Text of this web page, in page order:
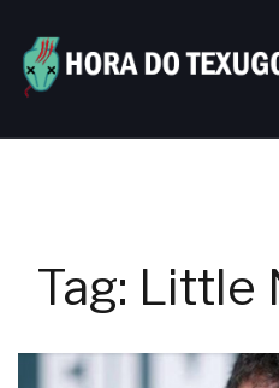
content
Tag: Little